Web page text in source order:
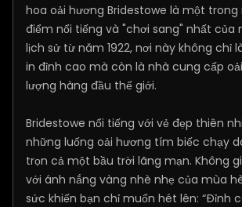
hoa oải hương Bridestowe là một trong
điểm nổi tiếng và "chơi sang" nhất của
lịch sử từ năm 1922, nơi này không chỉ
in đỉnh cao mà còn là nhà cung cấp
lượng hàng đầu thế giới.
Bridestowe nổi tiếng với vẻ đẹp thiên
những luống oải hương tím biếc chạy
trọn cả một bầu trời lãng mạn. Không
với ánh nắng vàng nhè nhẹ của mùa
sức khiến bạn chỉ muốn hét lên: “Đỉnh